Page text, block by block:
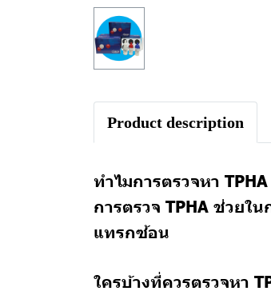
Product description
ทำไมการตรวจหา
การตรวจ TPHA ช่วยใ
แทรกซ้อน
ใครบ้างที่ควรตรวจหา